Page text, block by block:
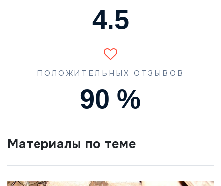
4.5
ПОЛОЖИТЕЛЬНЫХ ОТЗЫВОВ
90 %
Материалы по теме